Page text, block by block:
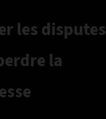
les disputes
la